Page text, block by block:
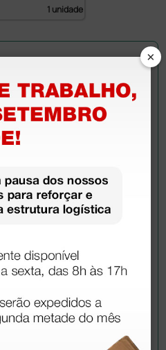
1 unidade
de mais
a sua questão aos
este produto.
×